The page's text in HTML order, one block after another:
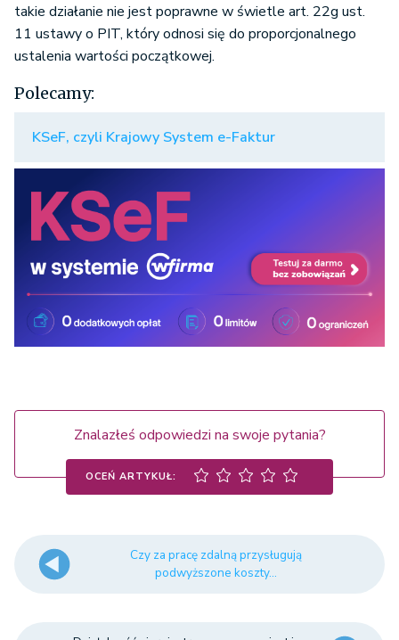
takie działanie nie jest poprawne w świetle art. 22g ust.
11 ustawy o PIT, który odnosi się do proporcjonalnego
ustalenia wartości początkowej.
Polecamy:
KSeF, czyli Krajowy System e-Faktur
Znalazłeś odpowiedzi na swoje pytania?
OCEŃ ARTYKUŁ:
Czy za pracę zdalną przysługują
podwyższone koszty...